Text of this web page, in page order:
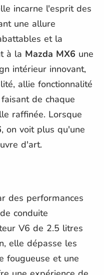
incarne l'esprit des
une allure
et la
à la Mazda MX6 une
intérieur innovant,
allie fonctionnalité
de chaque
raffinée. Lorsque
, on voit plus qu'une
d'art.
des performances
conduite
V6 de 2.5 litres
elle dépasse les
fougueuse et une